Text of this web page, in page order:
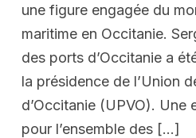
une figure engagée du
maritime en Occitanie.
des ports d’Occitanie a
la présidence de l’Union
d’Occitanie (UPVO). Une
pour l’ensemble des […]